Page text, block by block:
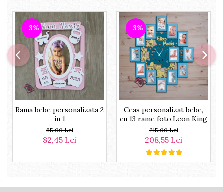
-3%
Rama bebe personalizata 2
in 1
85,00 Lei
82,45 Lei
-3%
Ceas personalizat bebe,
cu 13 rame foto,Leon King
215,00 Lei
208,55 Lei